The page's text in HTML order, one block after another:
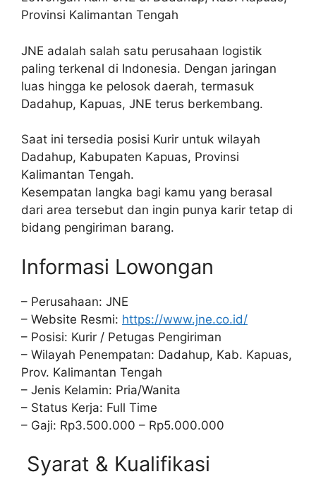
Provinsi Kalimantan Tengah
JNE adalah salah satu perusahaan logistik
paling terkenal di Indonesia. Dengan jaringan
luas hingga ke pelosok daerah, termasuk
Dadahup, Kapuas, JNE terus berkembang.
Saat ini tersedia posisi Kurir untuk wilayah
Dadahup, Kabupaten Kapuas, Provinsi
Kalimantan Tengah.
Kesempatan langka bagi kamu yang berasal
dari area tersebut dan ingin punya karir tetap di
bidang pengiriman barang.
Informasi Lowongan
– Perusahaan: JNE
– Website Resmi: https://www.jne.co.id/
– Posisi: Kurir / Petugas Pengiriman
– Wilayah Penempatan: Dadahup, Kab. Kapuas,
Prov. Kalimantan Tengah
– Jenis Kelamin: Pria/Wanita
– Status Kerja: Full Time
– Gaji: Rp3.500.000 – Rp5.000.000
Syarat & Kualifikasi